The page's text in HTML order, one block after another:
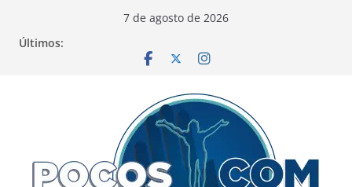
7 de agosto de 2026
Últimos: